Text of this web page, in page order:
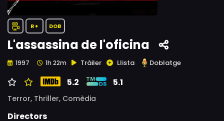
R+ DOB
L'assassina de l'oficina
1997 1h 22m Tràiler Llista Doblatge
5.2 5.1
Terror, Thriller, Comèdia
Directors